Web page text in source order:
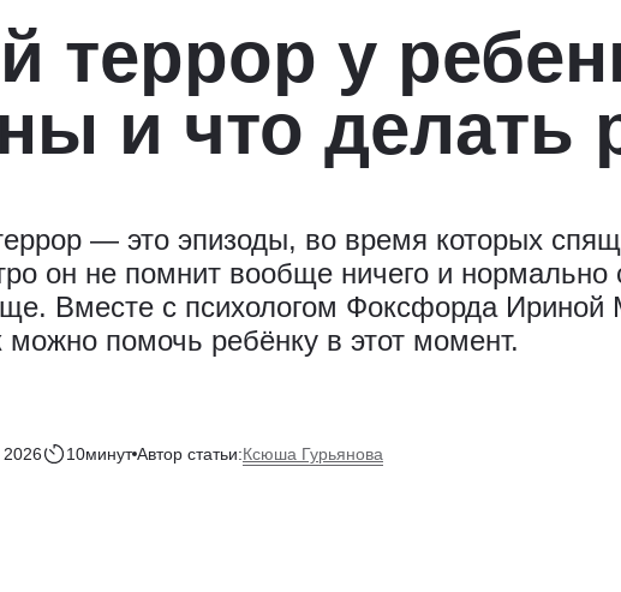
террор у
и что делать
— это эпизоды, во время которых
он не помнит вообще ничего и нормально
Вместе с психологом Фоксфорда Ириной
можно помочь ребёнку в этот момент.
10минут Автор статьи:Ксюша Гурьянова